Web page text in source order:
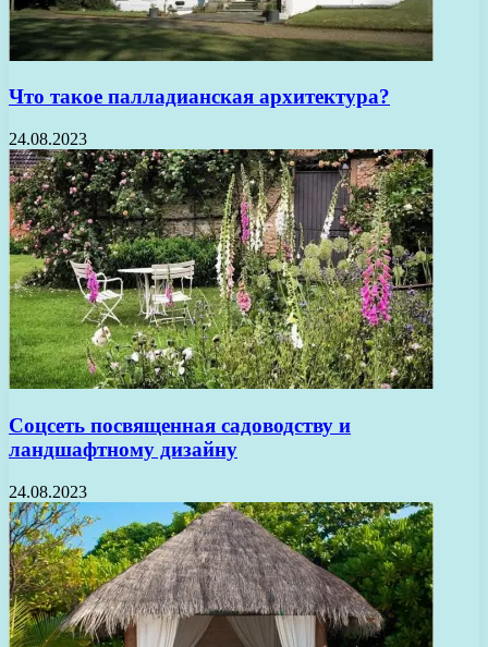
Что такое палладианская архитектура?
24.08.2023
Соцсеть посвященная садоводству и
ландшафтному дизайну
24.08.2023